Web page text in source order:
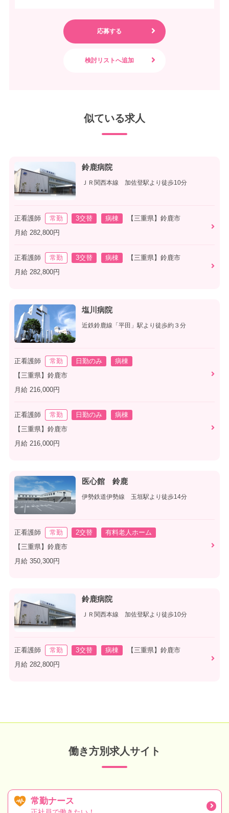
似ている求人
鈴鹿病院
ＪＲ関西本線 加佐登駅より徒歩10分
正看護師 常勤 3交替 病棟
【三重県】鈴鹿市
月給 282,800円
正看護師 常勤 3交替 病棟
【三重県】鈴鹿市
月給 282,800円
塩川病院
近鉄鈴鹿線「平田」駅より徒歩約３分
正看護師 常勤 日勤のみ
病棟
【三重県】鈴鹿市
月給 216,000円
正看護師 常勤 日勤のみ
病棟
【三重県】鈴鹿市
月給 216,000円
医心館 鈴鹿
伊勢鉄道伊勢線 玉垣駅より徒歩14分
正看護師 常勤 2交替
有料老人ホーム
【三重県】鈴鹿市
月給 350,300円
鈴鹿病院
ＪＲ関西本線 加佐登駅より徒歩10分
正看護師 常勤 3交替 病棟
【三重県】鈴鹿市
月給 282,800円
働き方別求人サイト
常勤ナース